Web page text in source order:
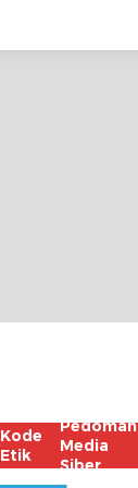
Kode
Etik
Pedoman
Media
Siber